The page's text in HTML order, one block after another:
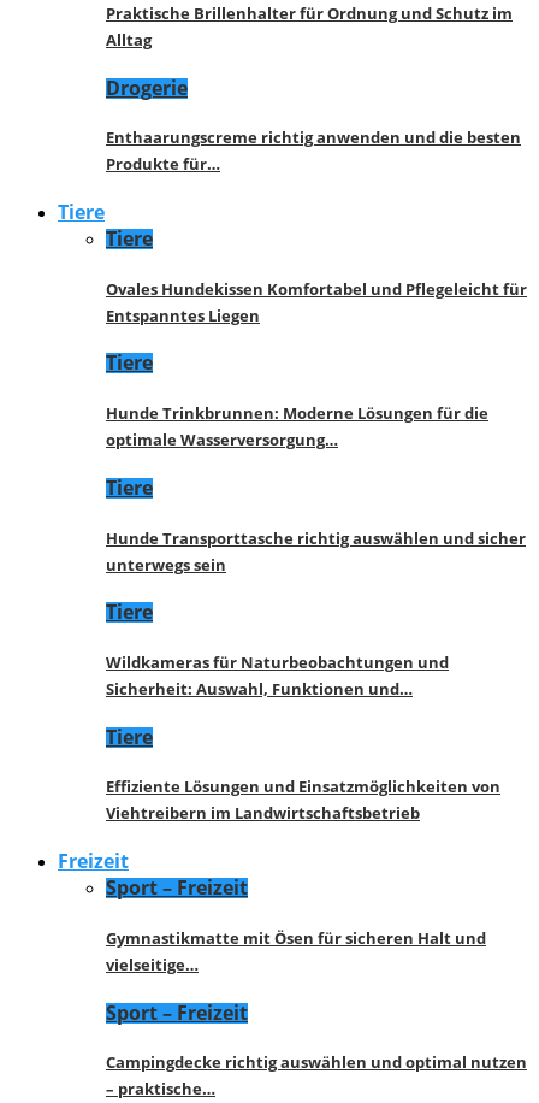
Praktische Brillenhalter für Ordnung und Schutz im
Alltag
Drogerie
Enthaarungscreme richtig anwenden und die besten
Produkte für…
Tiere
Tiere
Ovales Hundekissen Komfortabel und Pflegeleicht für
Entspanntes Liegen
Tiere
Hunde Trinkbrunnen: Moderne Lösungen für die
optimale Wasserversorgung…
Tiere
Hunde Transporttasche richtig auswählen und sicher
unterwegs sein
Tiere
Wildkameras für Naturbeobachtungen und
Sicherheit: Auswahl, Funktionen und…
Tiere
Effiziente Lösungen und Einsatzmöglichkeiten von
Viehtreibern im Landwirtschaftsbetrieb
Freizeit
Sport – Freizeit
Gymnastikmatte mit Ösen für sicheren Halt und
vielseitige…
Sport – Freizeit
Campingdecke richtig auswählen und optimal nutzen
– praktische…